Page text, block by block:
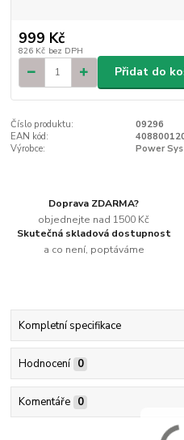
999 Kč
826 Kč bez DPH
Přidat do
Číslo produktu:
09296
EAN kód:
Výrobce:
Power
Doprava ZDARMA?
objednejte nad 1500 Kč
Skutečná skladová dostupnost
a co není, poptáváme
Kompletní specifikace
Hodnocení 0
Komentáře 0